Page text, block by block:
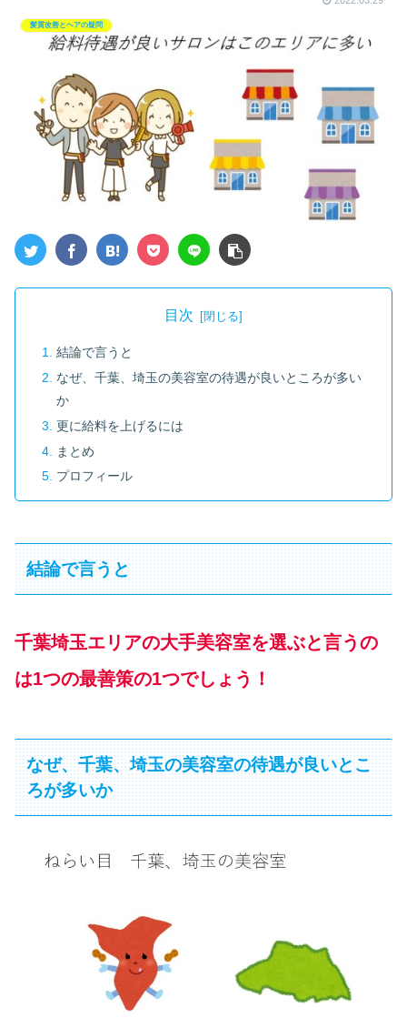
髪質改善とヘアの疑問
目次
結論で言うと
なぜ、千葉、埼玉の美容室の待遇が良いところが多い
か
更に給料を上げるには
まとめ
プロフィール
結論で言うと
千葉埼玉エリアの大手美容室を選ぶと言うの
は1つの最善策の1つでしょう！
なぜ、千葉、埼玉の美容室の待遇が良いとこ
ろが多いか